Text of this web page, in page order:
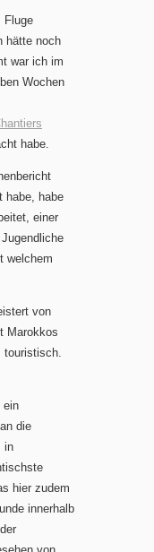
Fluge
hätte noch
war ich im
Wochen
habe.
habe, habe
einer
welchem
von
Marokkos
touristisch.
ein
die
in
hier zudem
innerhalb